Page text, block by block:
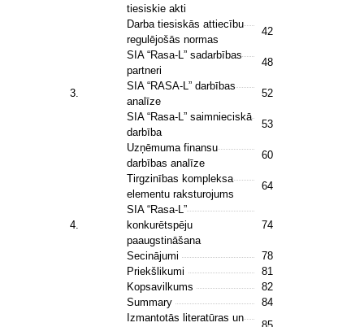
tiesiskie akti
Darba tiesiskās attiecību
regulējošās normas
42
SIA “Rasa-L” sadarbības
partneri
48
3.
SIA “RASA-L” darbības
analīze
52
SIA “Rasa-L” saimnieciskā
darbība
53
Uzņēmuma finansu
darbības analīze
60
Tirgzinības kompleksa
elementu raksturojums
64
4.
SIA “Rasa-L”
konkurētspēju
paaugstināšana
74
Secinājumi
78
Priekšlikumi
81
Kopsavilkums
82
Summary
84
Izmantotās literatūras un